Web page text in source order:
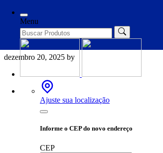
Menu
Ajuste sua localização
Informe o CEP do novo endereço
CEP
Remote Desktop
dezembro 20, 2025 by